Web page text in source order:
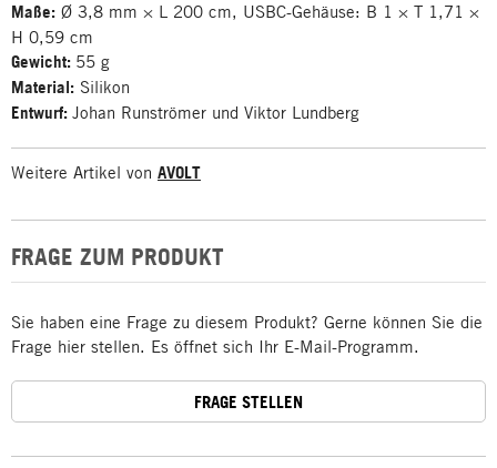
Maße: Ø 3,8 mm × L 200 cm, USBC-Gehäuse: B 1 × T 1,71 ×
H 0,59 cm
Gewicht: 55 g
Material: Silikon
Entwurf: Johan Runströmer und Viktor Lundberg
Weitere Artikel von AVOLT
FRAGE ZUM PRODUKT
Sie haben eine Frage zu diesem Produkt? Gerne können Sie die
Frage hier stellen. Es öffnet sich Ihr E-Mail-Programm.
FRAGE STELLEN